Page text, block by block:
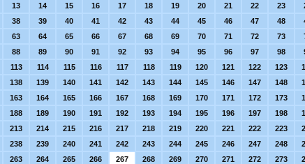
13 14 15 16 17 18 19 20 21 22 23
38 39 40 41 42 43 44 45 46 47 48
63 64 65 66 67 68 69 70 71 72 73
88 89 90 91 92 93 94 95 96 97 98
113 114 115 116 117 118 119 120 121 122 123
138 139 140 141 142 143 144 145 146 147 148
163 164 165 166 167 168 169 170 171 172 173
188 189 190 191 192 193 194 195 196 197 198
213 214 215 216 217 218 219 220 221 222 223
238 239 240 241 242 243 244 245 246 247 248
263 264 265 266 267 268 269 270 271 272 273